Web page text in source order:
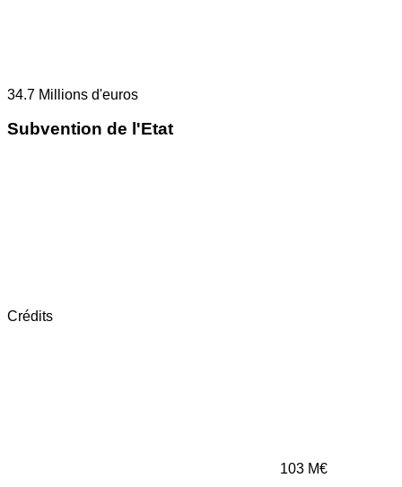
34.7 Millions d'euros
Subvention de l'Etat
Crédits
103 M€